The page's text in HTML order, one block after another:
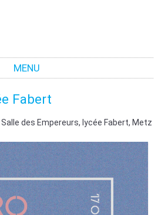
de Lorraine
MENU
Fabert
des Empereurs, lycée Fabert, Metz